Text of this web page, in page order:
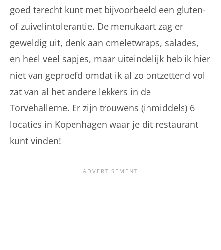
goed terecht kunt met bijvoorbeeld een gluten-
of zuivelintolerantie. De menukaart zag er
geweldig uit, denk aan omeletwraps, salades,
en heel veel sapjes, maar uiteindelijk heb ik hier
niet van geproefd omdat ik al zo ontzettend vol
zat van al het andere lekkers in de
Torvehallerne. Er zijn trouwens (inmiddels) 6
locaties in Kopenhagen waar je dit restaurant
kunt vinden!